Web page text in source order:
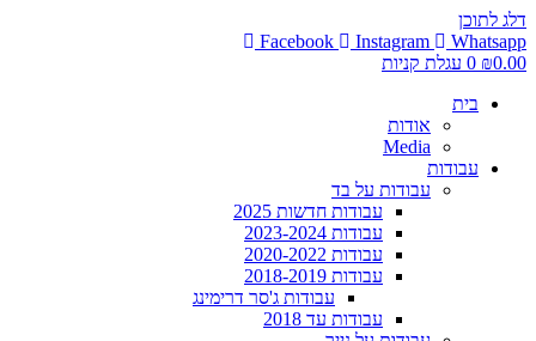
דלג לתוכן
Facebook
Instagram
Whatsapp
₪0.00
0 עגלת קניות
בית
אודות
Media
עבודות
עבודות על בד
עבודות חדשות 2025
עבודות 2023-2024
עבודות 2020-2022
עבודות 2018-2019
עבודות ג'סר דרימינג
עבודות עד 2018